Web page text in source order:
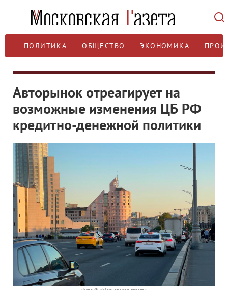
ПОЛИТИКА ОБЩЕСТВО ЭКОНОМИКА
Авторынок отреагирует на
возможные изменения ЦБ РФ
кредитно-денежной политики